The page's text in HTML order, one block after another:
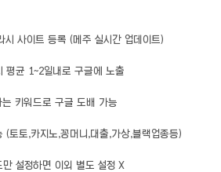
시 사이트 등록 (메주 실시간 업데이트)
평균 1~2일내로 구글에 노출
는 키워드로 구글 도배 가능
(토토,카지노,꽁머니,대출,가상,블랙업종등)
만 설정하면 이외 별도 설정 X